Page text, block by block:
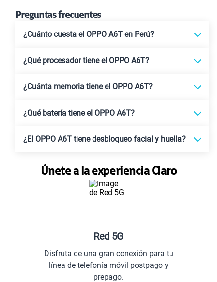
Preguntas frecuentes
¿Cuánto cuesta el OPPO A6T en Perú?
¿Qué procesador tiene el OPPO A6T?
¿Cuánta memoria tiene el OPPO A6T?
¿Qué batería tiene el OPPO A6T?
¿El OPPO A6T tiene desbloqueo facial y huella?
Únete a la experiencia Claro
Red 5G
Disfruta de una gran conexión para tu
línea de telefonía móvil postpago y
prepago.